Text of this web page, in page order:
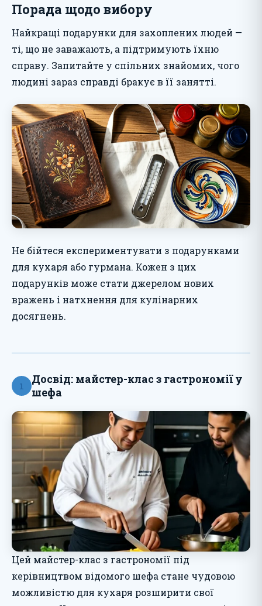
Порада щодо вибору
Найкращі подарунки для захоплених людей —
ті, що не заважають, а підтримують їхню
справу. Запитайте у спільних знайомих, чого
людині зараз справді бракує в її занятті.
Не бійтеся експериментувати з подарунками
для кухаря або гурмана. Кожен з цих
подарунків може стати джерелом нових
вражень і натхнення для кулінарних
досягнень.
1
Досвід: майстер-клас з гастрономії у
шефа
Цей майстер-клас з гастрономії під
керівництвом відомого шефа стане чудовою
можливістю для кухаря розширити свої